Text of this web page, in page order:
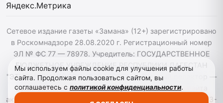
Сетевое издание газеты «Замана» (12+) зарегистрировано
в Роскомнадзоре 28.08.2020 г. Регистрационный номер
ЭЛ № ФС 77 — 78978. Учредитель: ГОСУДАРСТВЕННОЕ
БЮДЖЕТНОЕ УЧРЕЖДЕНИЕ РЕСПУБЛИКИ ДАГЕСТАН
"ЭТНОМЕДИАХОЛДИНГ "ДАГЕСТАН". Главный редактор —
Багомедов Р.Р. При использовании материалов сайта
активная гиперссылка на zamana.info обязательна. ©️ 2013-
Мы используем файлы cookie для улучшения работы
сайта. Продолжая пользоваться сайтом, вы
соглашаетесь с политикой конфиденциальности.